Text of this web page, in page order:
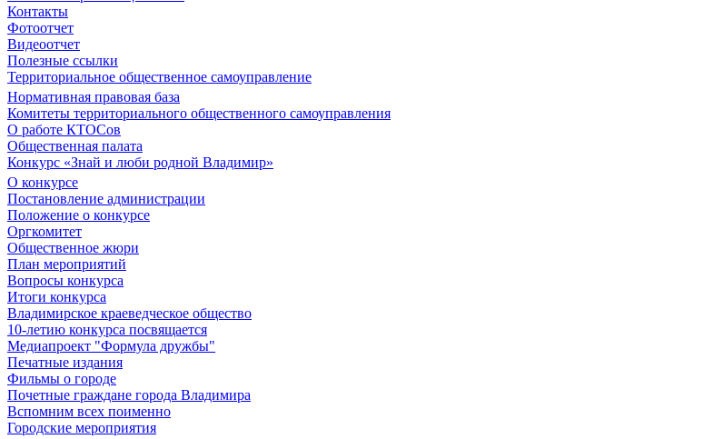
Контакты
Фотоотчет
Видеоотчет
Полезные ссылки
Территориальное общественное самоуправление
Нормативная правовая база
Комитеты территориального общественного самоуправления
О работе КТОСов
Общественная палата
Конкурс «Знай и люби родной Владимир»
О конкурсе
Постановление администрации
Положение о конкурсе
Оргкомитет
Общественное жюри
План мероприятий
Вопросы конкурса
Итоги конкурса
Владимирское краеведческое общество
10-летию конкурса посвящается
Медиапроект "Формула дружбы"
Печатные издания
Фильмы о городе
Почетные граждане города Владимира
Вспомним всех поименно
Городские мероприятия